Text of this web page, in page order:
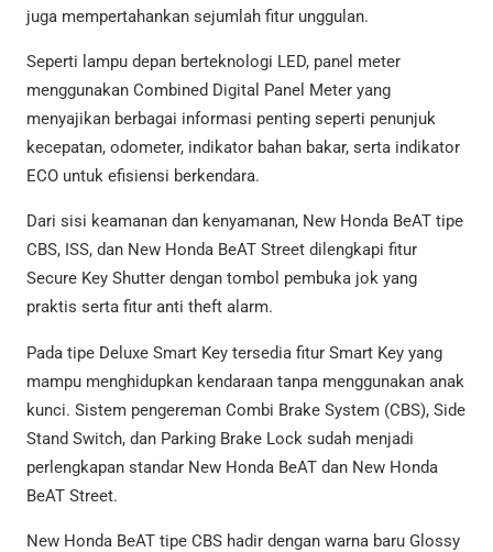
juga mempertahankan sejumlah fitur unggulan.
Seperti lampu depan berteknologi LED, panel meter
menggunakan Combined Digital Panel Meter yang
menyajikan berbagai informasi penting seperti penunjuk
kecepatan, odometer, indikator bahan bakar, serta indikator
ECO untuk efisiensi berkendara.
Dari sisi keamanan dan kenyamanan, New Honda BeAT tipe
CBS, ISS, dan New Honda BeAT Street dilengkapi fitur
Secure Key Shutter dengan tombol pembuka jok yang
praktis serta fitur anti theft alarm.
Pada tipe Deluxe Smart Key tersedia fitur Smart Key yang
mampu menghidupkan kendaraan tanpa menggunakan anak
kunci. Sistem pengereman Combi Brake System (CBS), Side
Stand Switch, dan Parking Brake Lock sudah menjadi
perlengkapan standar New Honda BeAT dan New Honda
BeAT Street.
New Honda BeAT tipe CBS hadir dengan warna baru Glossy